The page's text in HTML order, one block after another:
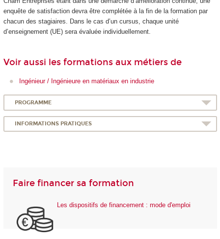
enquête de satisfaction devra être complétée à la fin de la formation par
chacun des stagiaires. Dans le cas d’un cursus, chaque unité
d’enseignement (UE) sera évaluée individuellement.
Voir aussi les formations aux métiers de
Ingénieur / Ingénieure en matériaux en industrie
PROGRAMME
INFORMATIONS PRATIQUES
Faire financer sa formation
Les dispositifs de financement : mode d'emploi